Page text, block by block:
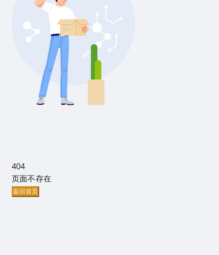
404
页面不存在
返回首页